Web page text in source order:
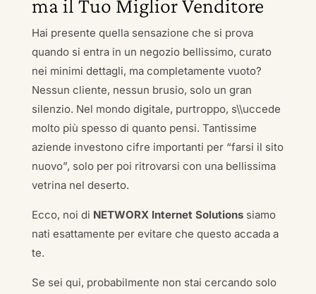
ma il Tuo Miglior Venditore
Hai presente quella sensazione che si prova
quando si entra in un negozio bellissimo, curato
nei minimi dettagli, ma completamente vuoto?
Nessun cliente, nessun brusio, solo un gran
silenzio. Nel mondo digitale, purtroppo, s\\uccede
molto più spesso di quanto pensi. Tantissime
aziende investono cifre importanti per “farsi il sito
nuovo”, solo per poi ritrovarsi con una bellissima
vetrina nel deserto.
Ecco, noi di NETWORX Internet Solutionssiamo
nati esattamente per evitare che questo accada a
te.
Se sei qui, probabilmente non stai cercando solo